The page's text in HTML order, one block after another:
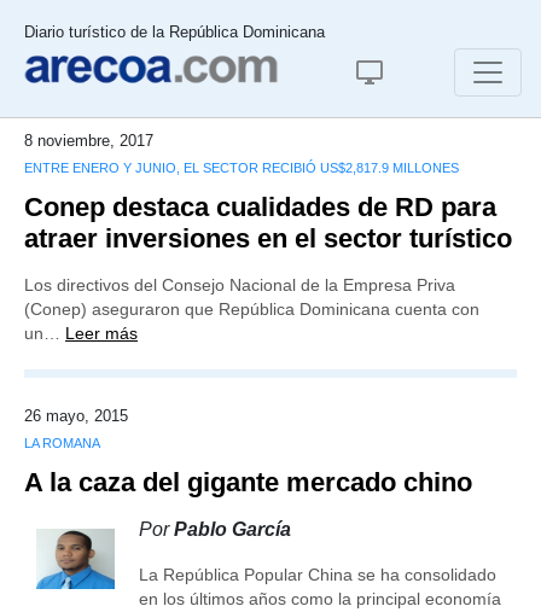
Diario turístico de la República Dominicana
8 noviembre, 2017
ENTRE ENERO Y JUNIO, EL SECTOR RECIBIÓ US$2,817.9 MILLONES
Conep destaca cualidades de RD para
atraer inversiones en el sector turístico
Los directivos del Consejo Nacional de la Empresa Priva
(Conep) aseguraron que República Dominicana cuenta con
un… Leer más
26 mayo, 2015
LA ROMANA
A la caza del gigante mercado chino
PorPablo García
La República Popular China se ha consolidado
en los últimos años como la principal economía